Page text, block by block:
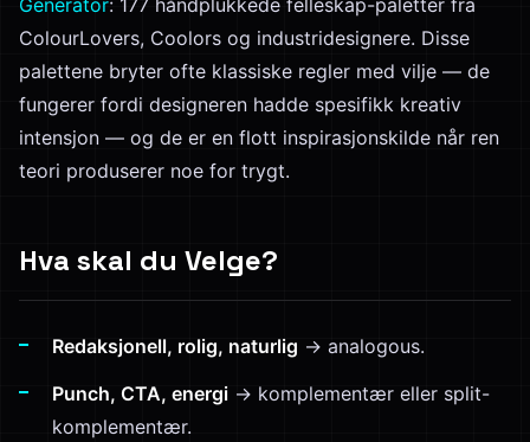
Generator: 177 håndplukkede felleskap-paletter fra
ColourLovers, Coolors og industridesignere. Disse
palettene bryter ofte klassiske regler med vilje — de
fungerer fordi designeren hadde spesifikk kreativ
intensjon — og de er en flott inspirasjonskilde når ren
teori produserer noe for trygt.
Hva skal du Velge?
Redaksjonell, rolig, naturlig → analogous.
Punch, CTA, energi → komplementær eller split-
komplementær.